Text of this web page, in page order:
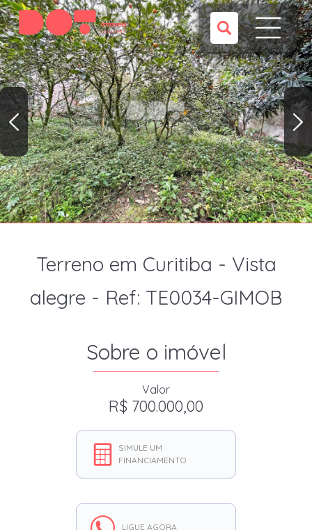
Terreno em Curitiba - Vista
alegre - Ref: TE0034-GIMOB
Sobre o imóvel
Valor
R$ 700.000,00
SIMULE UM
FINANCIAMENTO
LIGUE AGORA